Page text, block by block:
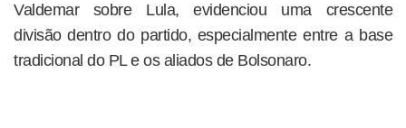
Valdemar sobre Lula, evidenciou uma crescente
divisão dentro do partido, especialmente entre a base
tradicional do PL e os aliados de Bolsonaro.